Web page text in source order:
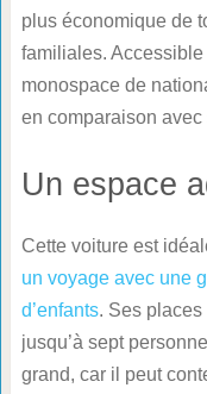
plus économique de
familiales.
monospace de
en comparaison
Un espace
Cette voiture est
un voyage avec une
d’enfants. Ses places
jusqu’à sept
grand, car il peut